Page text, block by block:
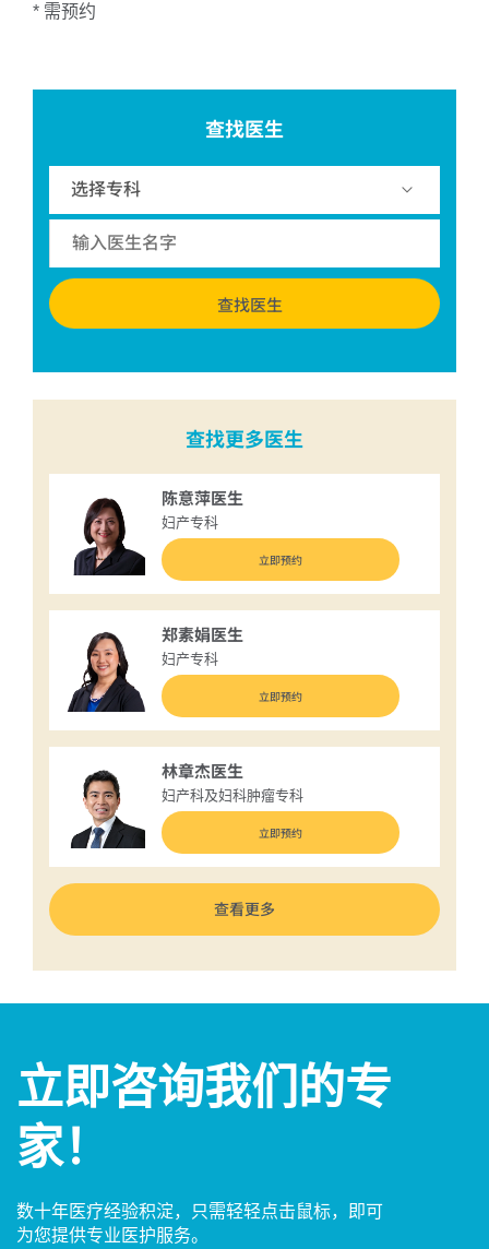
* 需预约
查找医生
查找医生
查找更多医生
陈意萍医生
妇产专科
立即预约
郑素娟医生
妇产专科
立即预约
林章杰医生
妇产科及妇科肿瘤专科
立即预约
查看更多
立即咨询我们的专
家！
数十年医疗经验积淀，只需轻轻点击鼠标，即可
为您提供专业医护服务。